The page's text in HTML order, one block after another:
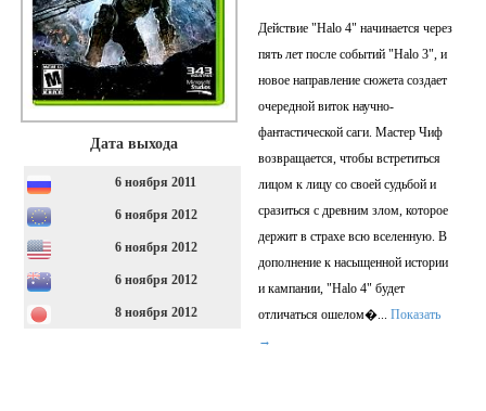
Дата выхода
6 ноября 2011
6 ноября 2012
6 ноября 2012
6 ноября 2012
8 ноября 2012
Действие "Halo 4" начинается через
пять лет после событий "Halo 3", и
новое направление сюжета создает
очередной виток научно-
фантастической саги. Мастер Чиф
возвращается, чтобы встретиться
лицом к лицу со своей судьбой и
сразиться с древним злом, которое
держит в страхе всю вселенную. В
дополнение к насыщенной истории
и кампании, "Halo 4" будет
отличаться ошелом�...Показать
→